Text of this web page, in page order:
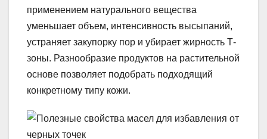
применением натурального вещества
уменьшает объем, интенсивность высыпаний,
устраняет закупорку пор и убирает жирность Т-
зоны. Разнообразие продуктов на растительной
основе позволяет подобрать подходящий
конкретному типу кожи.